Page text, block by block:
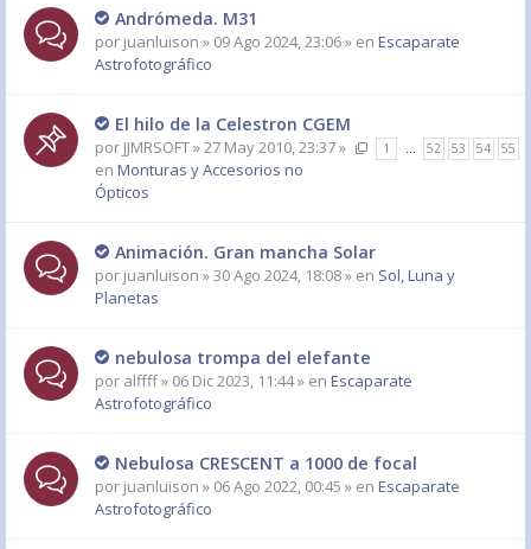
Andrómeda. M31
por juanluison » 09 Ago 2024, 23:06 » en Escaparate
Astrofotográfico
El hilo de la Celestron CGEM
1 52 53 54 55
por JJMRSOFT» 27 May 2010, 23:37 »
en Monturas y Accesorios no
Ópticos
Animación. Gran mancha Solar
por juanluison » 30 Ago 2024, 18:08 » en Sol, Luna y
Planetas
nebulosa trompa del elefante
por alffff» 06 Dic 2023, 11:44 » en Escaparate
Astrofotográfico
Nebulosa CRESCENT a 1000 de focal
por juanluison » 06 Ago 2022, 00:45 » en Escaparate
Astrofotográfico